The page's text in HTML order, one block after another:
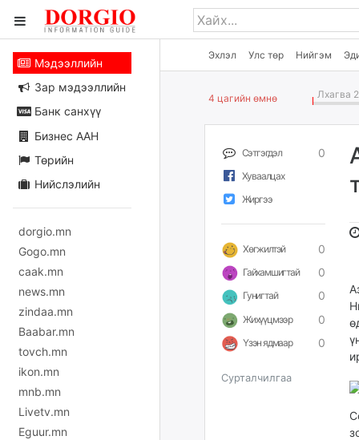
Эхлэл Улс төр Нийгэм
Мэдээллийн
Зар мэдээллийн
Банк санхүү
Бизнес ААН
Төрийн
Нийслэлийн
dorgio.mn
Gogo.mn
caak.mn
news.mn
zindaa.mn
Baabar.mn
tovch.mn
ikon.mn
mnb.mn
Livetv.mn
Eguur.mn
4 цагийн өмнө Лхагва
Сэтгэгдэл 0
Хуваалцах
Жиргээ
Хөгжилтэй 0
Гайхамшигтай 0
Гунигтай 0
Жихүүцмээр 0
Үзэн ядмаар 0
Сурталчилгаа